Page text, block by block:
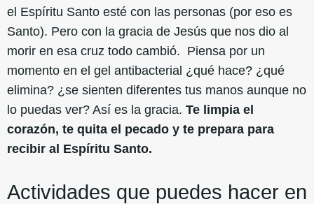
el Espíritu Santo esté con las personas (por eso es
Santo). Pero con la gracia de Jesús que nos dio al
morir en esa cruz todo cambió. Piensa por un
momento en el gel antibacterial ¿qué hace? ¿qué
elimina? ¿se sienten diferentes tus manos aunque no
lo puedas ver? Así es la gracia. Te limpia el
corazón, te quita el pecado y te prepara para
recibir al Espíritu Santo.
Actividades que puedes hacer en